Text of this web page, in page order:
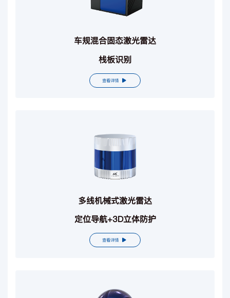
车规混合固态激光雷达
栈板识别
查看详情
多线机械式激光雷达
定位导航+3D立体防护
查看详情